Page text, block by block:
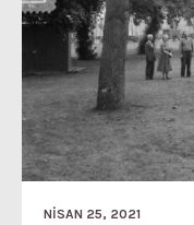
NISAN 25, 2021